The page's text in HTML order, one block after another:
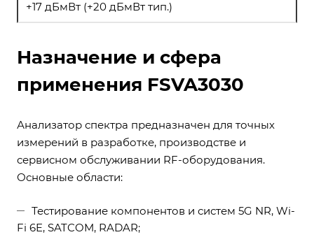
+17 дБмВт (+20 дБмВт тип.)
Назначение и сфера
применения FSVA3030
Анализатор спектра предназначен для точных
измерений в разработке, производстве и
сервисном обслуживании RF-оборудования.
Основные области:
Тестирование компонентов и систем 5G NR, Wi-
Fi 6E, SATCOM, RADAR;